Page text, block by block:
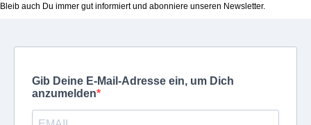
Bleib auch Du immer gut informiert und abonniere unseren Newsletter.